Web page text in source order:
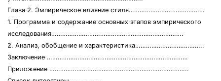
Глава 2. Эмпирическое влияние стиля……………………………………
1. Программа и содержание основных этапов эмпирического
исследования……………………………………………………………….
2. Анализ, обобщение и характеристика………………………………..
Заключение ……………………………………………………………………
Приложение …………………………………………………………………..